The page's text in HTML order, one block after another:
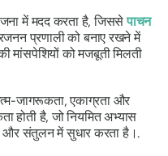
में मदद करता है, जिससेपाचन
प्रणाली को बनाए रखने में
मांसपेशियों को मजबूती मिलती
जागरूकता, एकाग्रता और
होती है, जो नियमित अभ्यास
और संतुलन में सुधार करता है।.